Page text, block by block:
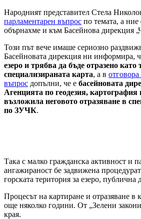
Народният представител Стела
парламентарен въпрос по темата, а ние
обърнахме и към Басейнова дирекция
Този път вече имаше сериозно
Басейновата дирекция ни информира,
езеро и трябва да бъде отразено като
специализираната карта, а в
въпрос допълни, че е басейновата
Агенцията по геодезия, картография
възложила неговото отразяване в
по ЗУЧК.
Така с малко гражданска активност и
ангажираност бе задвижена
горската територия за езеро, публична
Процесът на картиране и отразяване в
още няколко години. От „Зелени
края.